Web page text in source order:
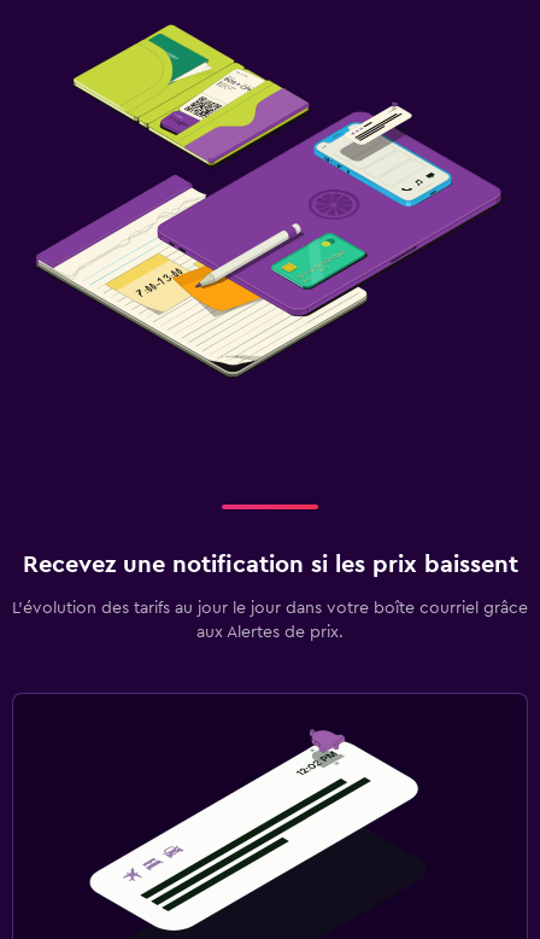
Recevez une notification si les prix baissent
L’évolution des tarifs au jour le jour dans votre boîte courriel grâce
aux Alertes de prix.